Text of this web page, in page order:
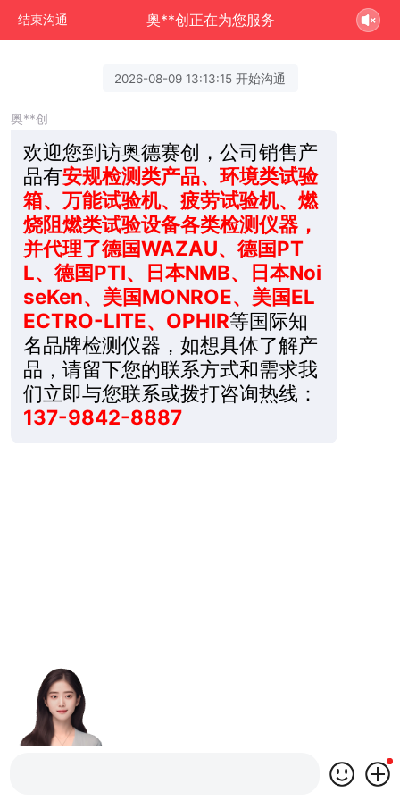
结束沟通 奥**创正在为您服务
2026-08-09 13:13:15 开始沟通
奥**创
欢迎您到访奥德赛创，公司销售产
品有安规检测类产品、环境类试验
箱、万能试验机、疲劳试验机、燃
烧阻燃类试验设备各类检测仪器，
并代理了德国WAZAU、德国PT
L、德国PTI、日本NMB、日本Noi
seKen、美国MONROE、美国EL
ECTRO-LITE、OPHIR等国际知
名品牌检测仪器，如想具体了解产
品，请留下您的联系方式和需求我
们立即与您联系或拨打咨询热线：
137-9842-8887